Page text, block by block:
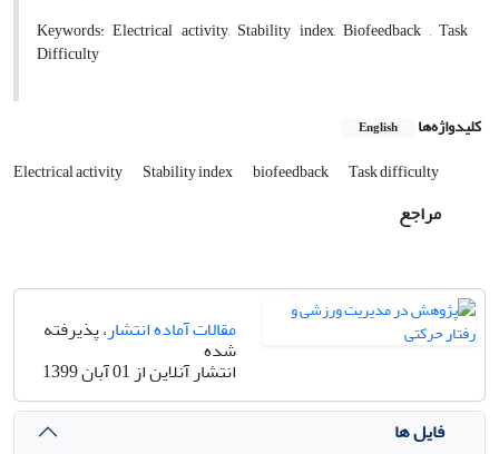
Keywords: Electrical activity, Stability index, Biofeedback , Task
Difficulty
کلیدواژه‌ها English
Electrical activity Stability index biofeedback Task difficulty
مراجع
مقالات آماده انتشار، پذیرفته
شده
انتشار آنلاین از 01 آبان 1399
فایل ها